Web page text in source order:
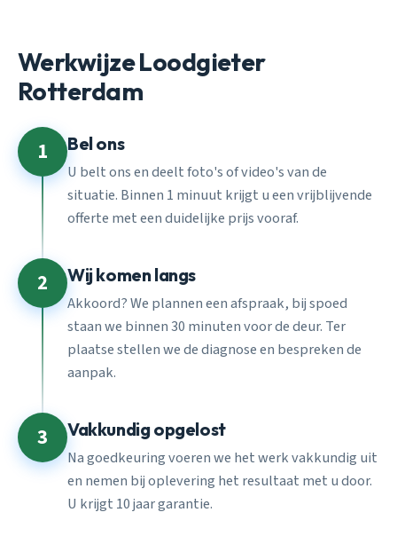
Werkwijze Loodgieter
Rotterdam
1 Bel ons
U belt ons en deelt foto's of video's van de
situatie. Binnen 1 minuut krijgt u een vrijblijvende
offerte met een duidelijke prijs vooraf.
2 Wij komen langs
Akkoord? We plannen een afspraak, bij spoed
staan we binnen 30 minuten voor de deur. Ter
plaatse stellen we de diagnose en bespreken de
aanpak.
3 Vakkundig opgelost
Na goedkeuring voeren we het werk vakkundig uit
en nemen bij oplevering het resultaat met u door.
U krijgt 10 jaar garantie.